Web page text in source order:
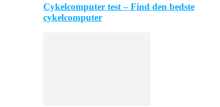
Cykelcomputer test – Find den bedste
cykelcomputer